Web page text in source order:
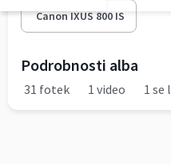
Canon IXUS 800 IS
Podrobnosti alba
31 fotek 1 video 1 se